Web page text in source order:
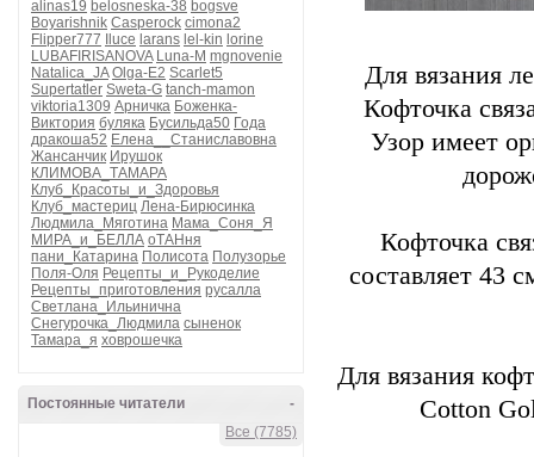
alinas19 belosneska-38 bogsve
Boyarishnik Casperock cimona2
Flipper777
Iluce larans lel-kin lorine
LUBAFIRISANOVA Luna-M mgnovenie
Natalica_JA Olga-E2 Scarlet5
Supertatler Sweta-G tanch-mamon
viktoria1309 Арничка Боженка-
Виктория буляка Бусильда50 Года
дракоша52 Елена__Станиславовна
Жансанчик Ирушок
КЛИМОВА_ТАМАРА
Клуб_Красоты_и_Здоровья
Клуб_мастериц Лена-Бирюсинка
Людмила_Мяготина Мама_Соня_Я
МИРА_и_БЕЛЛА оТАНня
пани_Катарина Полисота Полузорье
Поля-Оля Рецепты_и_Рукоделие
Рецепты_приготовления русалла
Светлана_Ильинична
Снегурочка_Людмила сыненок
Тамара_я ховрошечка
-
Постоянные читатели
Все (7785)
Для вязания
Кофточка
Узор имеет
Кофточка
составляет 43
Для вязания
Cotton